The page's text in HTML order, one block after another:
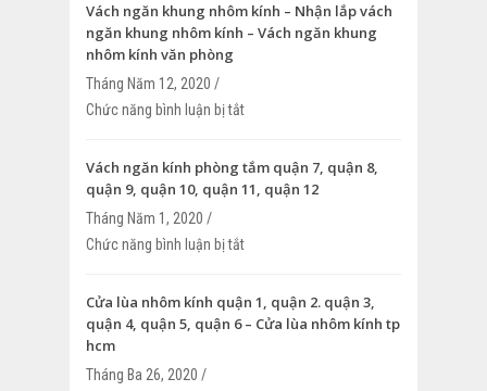
Vách ngăn khung nhôm kính – Nhận lắp vách
ngăn khung nhôm kính – Vách ngăn khung
nhôm kính văn phòng
Tháng Năm 12, 2020 /
Chức năng bình luận bị tắt
kính văn phòng
Vách ngăn kính phòng tắm quận 7, quận 8,
quận 9, quận 10, quận 11, quận 12
Tháng Năm 1, 2020 /
Chức năng bình luận bị tắt
Cửa lùa nhôm kính quận 1, quận 2. quận 3,
quận 4, quận 5, quận 6 – Cửa lùa nhôm kính tp
hcm
Tháng Ba 26, 2020 /